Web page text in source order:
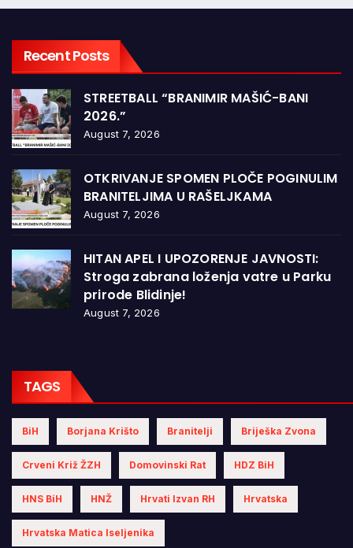
Recent Posts
STREETBALL “BRANIMIR MAŠIĆ-BANI
2026.”
August 7, 2026
OTKRIVANJE SPOMEN PLOČE POGINULIM
BRANITELJIMA U RAŠELJKAMA
August 7, 2026
HITAN APEL I UPOZORENJE JAVNOSTI:
Stroga zabrana loženja vatre u Parku
prirode Blidinje!
August 7, 2026
TAGS
BiH Borjana Krišto Branitelji Briješka Zvona
Crveni Križ ŽZH Domovinski Rat HDZ BiH
HNS BiH HNŽ Hrvati Izvan RH Hrvatska
Hrvatska Matica Iseljenika